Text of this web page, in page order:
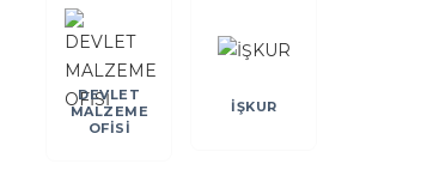
DEVLET
MALZEME
OFİSİ
İŞKUR